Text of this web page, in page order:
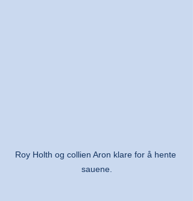
Roy Holth og collien Aron klare for å hente
sauene.